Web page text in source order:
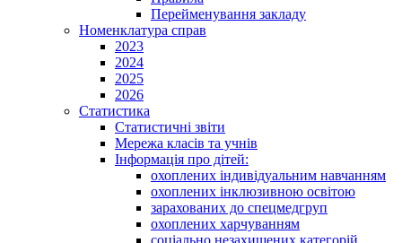
Перейменування закладу
Номенклатура справ
2023
2024
2025
2026
Статистика
Статистичні звіти
Мережа класів та учнів
Інформація про дітей:
охоплених індивідуальним навчанням
охоплених інклюзивною освітою
зарахованих до спецмедгруп
охоплених харчуванням
соціально незахищених категорій